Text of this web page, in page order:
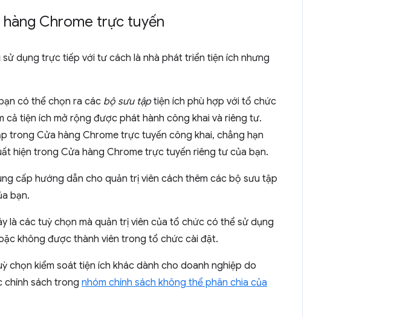
Chrome trực tuyến
dụng trực tiếp với tư cách là nhà phát triển tiện ích nhưng
có thể chọn ra các bộ sưu tậptiện ích phù hợp với tổ chức
tiện ích mở rộng được phát hành công khai và riêng tư.
trong Cửa hàng Chrome trực tuyến công khai, chẳng hạn
hiện trong Cửa hàng Chrome trực tuyến riêng tư của bạn.
cấp hướng dẫn cho quản trị viên cách thêm các bộ sưu tập
bạn.
là các tuỳ chọn mà quản trị viên của tổ chức có thể sử dụng
không được thành viên trong tổ chức cài đặt.
chọn kiểm soát tiện ích khác dành cho doanh nghiệp do
chính sách trong nhóm chính sách không thể phân chia của